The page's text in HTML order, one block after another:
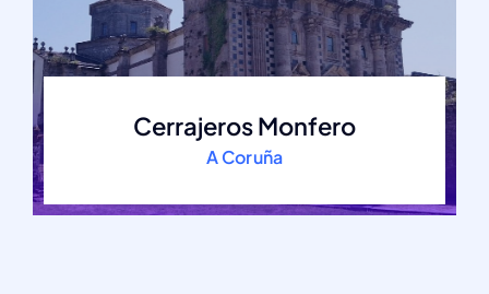
Cerrajeros Monfero
A Coruña